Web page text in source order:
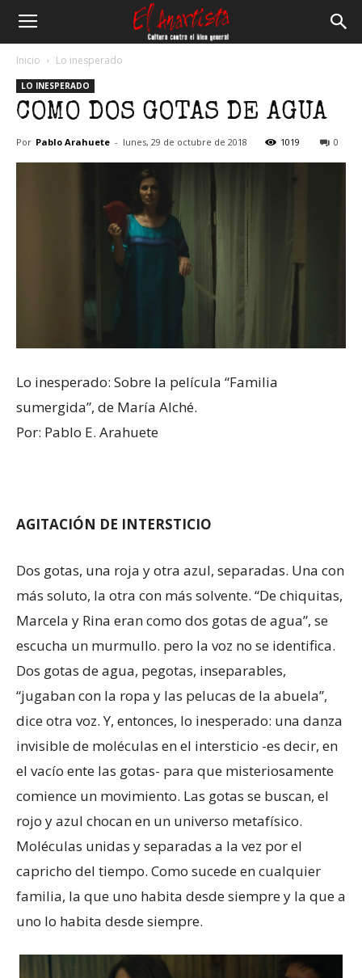
Anartista
Inicio Lo inesperado
LO INESPERADO
COMO DOS GOTAS DE AGUA
Por Pablo Arahuete - lunes, 29 de octubre de 2018 1019 0
Lo inesperado: Sobre la película “Familia
sumergida”, de María Alché.
Por: Pablo E. Arahuete
AGITACIÓN DE INTERSTICIO
Dos gotas, una roja y otra azul, separadas. Una con
más soluto, la otra con más solvente. “De chiquitas,
Marcela y Rina eran como dos gotas de agua”, se
escucha un murmullo. pero la voz no se identifica.
Dos gotas de agua, pegotas, inseparables,
“jugaban con la ropa y las pelucas de la abuela”,
dice otra voz. Y, entonces, lo inesperado: una danza
invisible de moléculas en el intersticio -es decir, en
el vacío ente las gotas- para que misteriosamente
comience un movimiento. Las gotas se buscan, el
rojo y azul chocan en un universo metafísico.
Moléculas unidas y separadas a la vez por el
capricho del tiempo. Como sucede en cualquier
familia, la que uno habita desde siempre y la que a
uno lo habita desde siempre.